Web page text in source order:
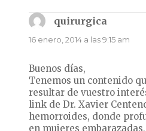
quirurgica
16 enero, 2014 a las 9:15 am
Buenos días,
Tenemos un contenido
resultar de vuestro
link de Dr. Xavier
hemorroides, donde
en mujeres